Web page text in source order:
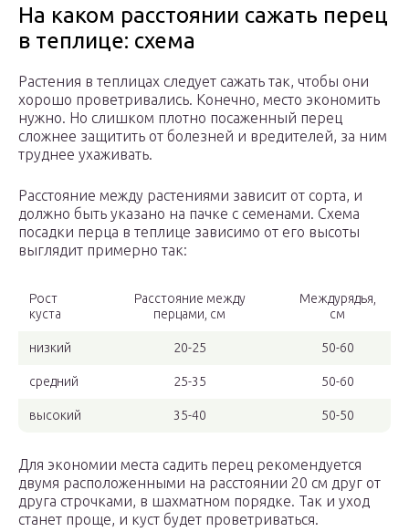
На каком расстоянии сажать перец
в теплице: схема
Растения в теплицах следует сажать так, чтобы они
хорошо проветривались. Конечно, место экономить
нужно. Но слишком плотно посаженный перец
сложнее защитить от болезней и вредителей, за ним
труднее ухаживать.
Расстояние между растениями зависит от сорта, и
должно быть указано на пачке с семенами. Схема
посадки перца в теплице зависимо от его высоты
выглядит примерно так:
Рост
куста
Расстояние между
перцами, см
Междурядья,
см
низкий 20-25 50-60
средний 25-35 50-60
высокий 35-40 50-50
Для экономии места садить перец рекомендуется
двумя расположенными на расстоянии 20 см друг от
друга строчками, в шахматном порядке. Так и уход
станет проще, и куст будет проветриваться.